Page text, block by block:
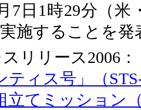
7日1時29分（米
施することを発
リリース2006：
ティス号」（
立てミッション